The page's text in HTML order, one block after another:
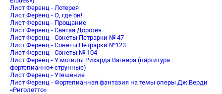
Лист Ференц - Лотерея
Лист Ференц - О, где он!
Лист Ференц - Прощание
Лист Ференц - Святая Доротея
Лист Ференц - Сонеты Петрарки № 47
Лист Ференц - Сонеты Петрарки №123
Лист Ференц - Сонеты № 104
Лист Ференц - У могилы Рихарда Вагнера (партитура
фортепианно+ струнные)
Лист Ференц - Утешение
Лист Ференц - Фортепианная фантазия на темы оперы Дж.Верди
«Риголетто»